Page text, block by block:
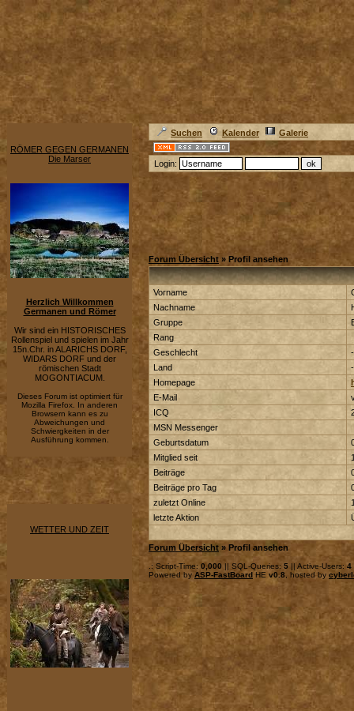
RÖMER GEGEN GERMANEN
Die Marser
Herzlich Willkommen
Germanen und Römer
Wir sind ein HISTORISCHES
Rollenspiel und spielen im Jahr
15n.Chr. in ALARICHS DORF,
WIDARS DORF und der
römischen Stadt
MOGONTIACUM.
Dieses Forum ist optimiert für
Mozilla Firefox. In anderen
Browsern kann es zu
Abweichungen und
Schwiergkeiten in der
Ausführung kommen.
WETTER UND ZEIT
Suchen Kalender Galerie
Login:
Forum Übersicht » Profil ansehen
Vorname
Nachname
Gruppe
Rang
Geschlecht
-
Land
-
Homepage
E-Mail
ICQ
MSN Messenger
Geburtsdatum
Mitglied seit
Beiträge
Beiträge pro Tag
zuletzt Online
letzte Aktion
Forum Übersicht » Profil ansehen
.: Script-Time:0,000 || SQL-Queries: 5 || Active-Users: 4
Powered by ASP-FastBoard HE v0.8 , hosted by